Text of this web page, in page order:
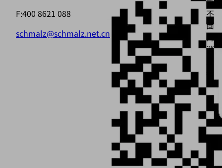
F:400 8621 088
schmalz@schmalz.net.cn
不
面
向
消